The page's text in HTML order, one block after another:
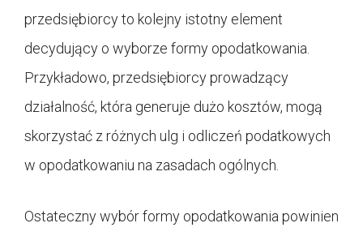
przedsiębiorcy to kolejny istotny element
decydujący o wyborze formy opodatkowania.
Przykładowo, przedsiębiorcy prowadzący
działalność, która generuje dużo kosztów, mogą
skorzystać z różnych ulg i odliczeń podatkowych
w opodatkowaniu na zasadach ogólnych.
Ostateczny wybór formy opodatkowania powinien